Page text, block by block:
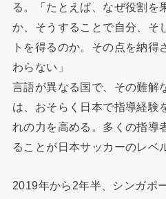
る。「たとえば、なぜ役割を
か、そうすることで自分、そ
トを得るのか。その点を納
わらない」
言語が異なる国で、その難解
は、おそらく日本で指導経験
れの力を高める。多くの指導
ることが日本サッカーのレベ
2019年から2年半、シンガポ